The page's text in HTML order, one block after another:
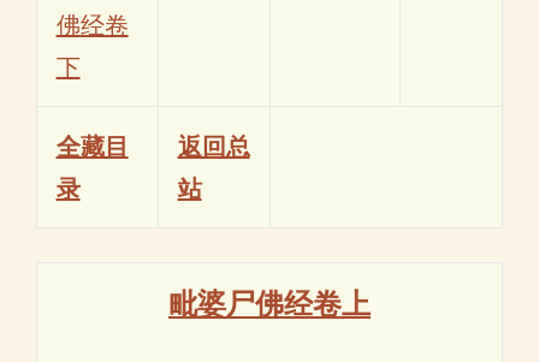
佛经卷
下
全藏目
录
返回总
站
毗婆尸佛经卷上